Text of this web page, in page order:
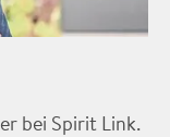
bei Spirit Link.